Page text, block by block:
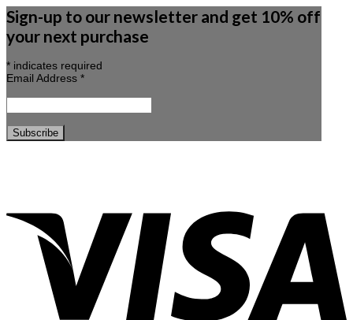
Sign-up to our newsletter and get 10% off
your next purchase
* indicates required
Email Address *